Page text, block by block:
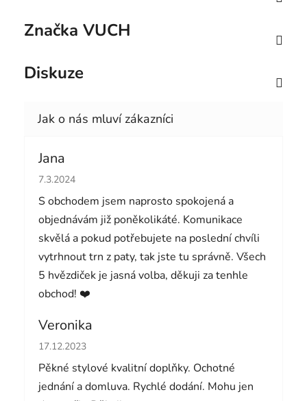
Značka VUCH
Diskuze
Jana
Hodnocení obchodu je 5 z 5 hvězdiček.
7.3.2024
S obchodem jsem naprosto spokojená a
objednávám již poněkolikáté. Komunikace
skvělá a pokud potřebujete na poslední chvíli
vytrhnout trn z paty, tak jste tu správně. Všech
5 hvězdiček je jasná volba, děkuji za tenhle
obchod! ❤️
Veronika
Hodnocení obchodu je 5 z 5 hvězdiček.
17.12.2023
Pěkné stylové kvalitní doplňky. Ochotné
jednání a domluva. Rychlé dodání. Mohu jen